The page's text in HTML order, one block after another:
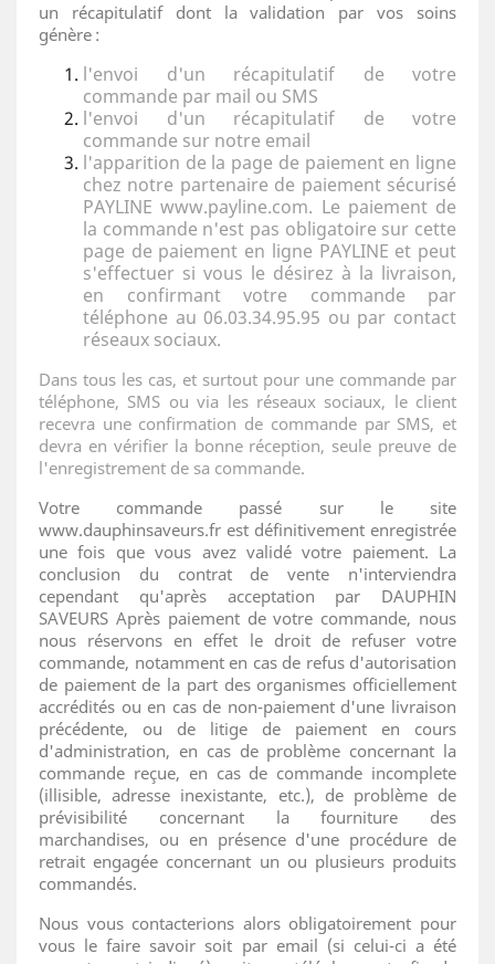
un récapitulatif dont la validation par vos soins
génère :
l'envoi d'un récapitulatif de votre
commande par mail ou SMS
l'envoi d'un récapitulatif de votre
commande sur notre email
l'apparition de la page de paiement en ligne
chez notre partenaire de paiement sécurisé
PAYLINE www.payline.com. Le paiement de
la commande n'est pas obligatoire sur cette
page de paiement en ligne PAYLINE et peut
s'effectuer si vous le désirez à la livraison,
en confirmant votre commande par
téléphone au 06.03.34.95.95 ou par contact
réseaux sociaux.
Dans tous les cas, et surtout pour une commande par
téléphone, SMS ou via les réseaux sociaux, le client
recevra une confirmation de commande par SMS, et
devra en vérifier la bonne réception, seule preuve de
l'enregistrement de sa commande.
Votre commande passé sur le site
www.dauphinsaveurs.fr est définitivement enregistrée
une fois que vous avez validé votre paiement. La
conclusion du contrat de vente n'interviendra
cependant qu'après acceptation par DAUPHIN
SAVEURS Après paiement de votre commande, nous
nous réservons en effet le droit de refuser votre
commande, notamment en cas de refus d'autorisation
de paiement de la part des organismes officiellement
accrédités ou en cas de non-paiement d'une livraison
précédente, ou de litige de paiement en cours
d'administration, en cas de problème concernant la
commande reçue, en cas de commande incomplete
(illisible, adresse inexistante, etc.), de problème de
prévisibilité concernant la fourniture des
marchandises, ou en présence d'une procédure de
retrait engagée concernant un ou plusieurs produits
commandés.
Nous vous contacterions alors obligatoirement pour
vous le faire savoir soit par email (si celui-ci a été